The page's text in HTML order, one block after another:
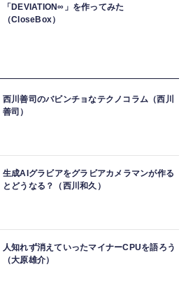
「DEVIATION∞」を作ってみた
（CloseBox）
西川善司のバビンチョなテクノコラム（西川
善司）
生成AIグラビアをグラビアカメラマンが作る
とどうなる？（西川和久）
人知れず消えていったマイナーCPUを語ろう
（大原雄介）